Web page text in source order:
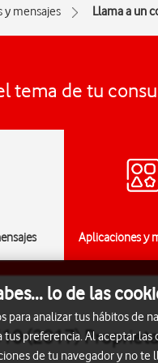
y mensajes Llama a un
tema de tu
Aplicaciones y
(2017)
lo de las
para analizar tus hábitos de
preferencia. Al aceptar
de tu navegador y no te